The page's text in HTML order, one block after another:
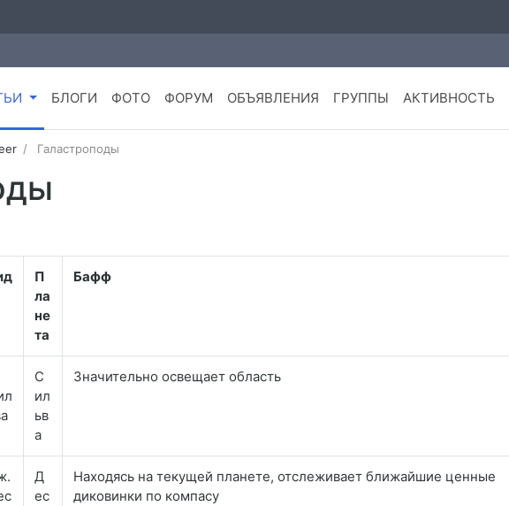
БЛОГИ ФОТО ФОРУМ ОБЪЯВЛЕНИЯ ГРУППЫ АКТИВНОСТЬ
Галастроподы
П
ла
не
та
Бафф
С
ил
ьв
а
Значительно освещает область
Д
ес
Находясь на текущей планете, отслеживает ближайшие ценные
диковинки по компасу